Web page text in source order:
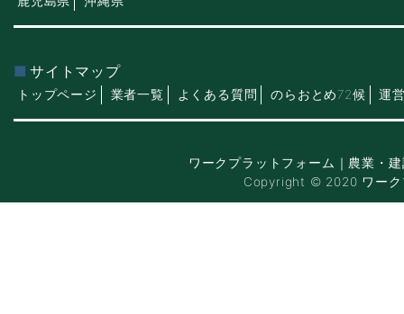
サイトマップ
トップページ 業者一覧 よくある質問 のらおとめ72候 運
ワークプラットフォーム｜農業・
Copyright © 2020 ワーク